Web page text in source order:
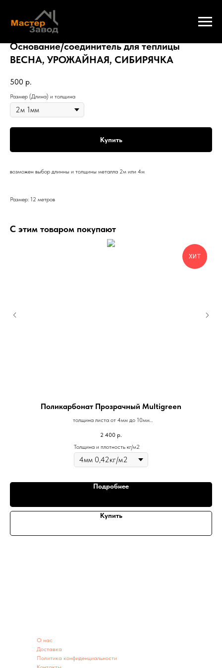
Основание/соединитель для теплицы
ВЕСНА, УРОЖАЙНАЯ, СИБИРЯЧКА
500 р.
Размер (Длина) и толщина
Купить
возможен выбор длинны и толщины металла 2м или 4м
Размер: 12 метров
С этим товаром покупают
ХИТ
Поликарбонат Прозрачный Multigreen
толщина листа от 4мм до 10мм
2 400 р.
Толщина и плотность кг/м2
Подробнее
Купить
O нас
Доставка
Политика конфиденциальности